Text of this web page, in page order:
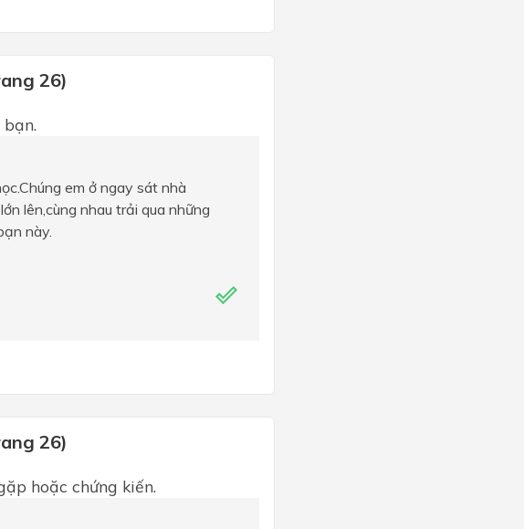
26)
em ở ngay sát nhà
lên,cùng nhau trải qua những
này.
26)
hoặc chứng kiến.